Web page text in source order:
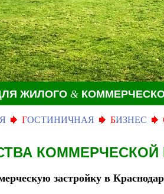
ЖИЛОГО &
ГОСТИНИЧНАЯ БИЗНЕС
застройку в